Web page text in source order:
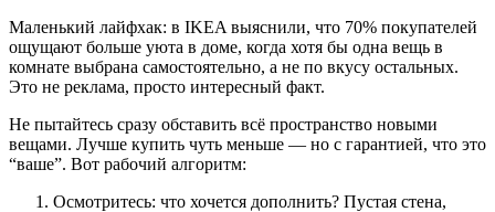
Маленький лайфхак: в IKEA выяснили, что 70% покупателей
ощущают больше уюта в доме, когда хотя бы одна вещь в
комнате выбрана самостоятельно, а не по вкусу остальных.
Это не реклама, просто интересный факт.
Не пытайтесь сразу обставить всё пространство новыми
вещами. Лучше купить чуть меньше — но с гарантией, что это
“ваше”. Вот рабочий алгоритм:
Осмотритесь: что хочется дополнить? Пустая стена,